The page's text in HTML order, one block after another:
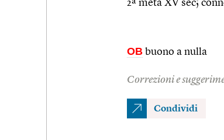
2ª metà XV sec;
OB buono a nulla
Correzioni e
Condividi